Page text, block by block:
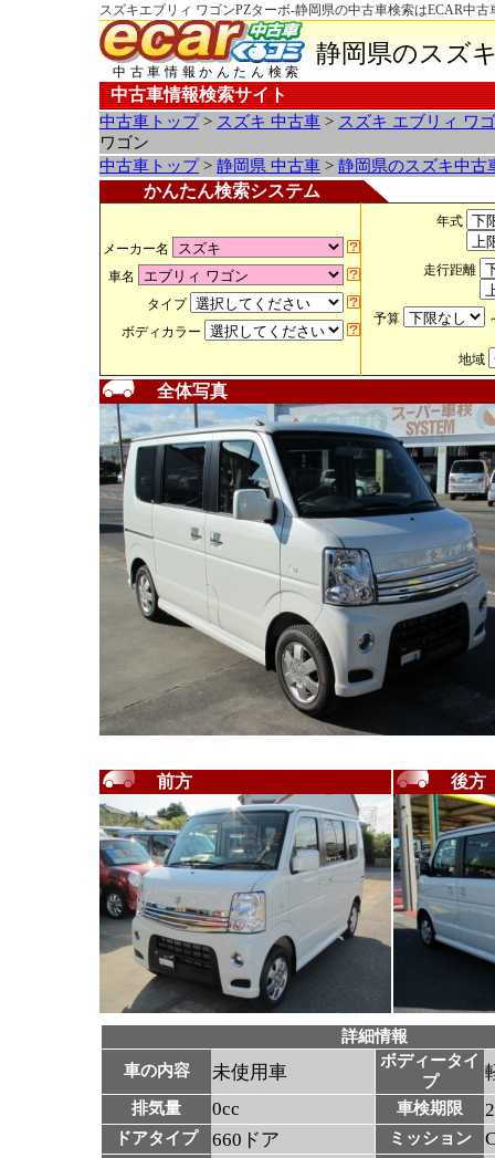
スズキエブリィ ワゴンPZターボ-静岡県の中古車検索はECAR中古
中古車情報かんたん検索
静岡県のスズ
中古車情報検索サイト
中古車トップ> スズキ 中古車 > スズキ エブリィ ワ
ワゴン
中古車トップ> 静岡県 中古車 > 静岡県のスズキ中古
かんたん検索システム
メーカー名
車名
タイプ
ボディカラー
年式
走行距離
予算
地域
全体写真
前方 後方
詳細情報
車の内容
未使用車
ボディータイ
プ
排気量 0cc 車検期限
ドアタイプ 660ドア ミッション